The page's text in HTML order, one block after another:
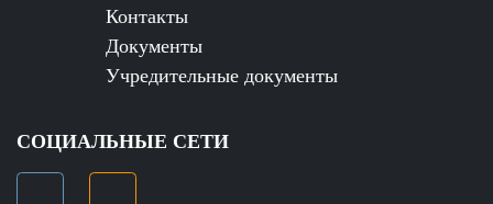
Контакты
Документы
Учредительные документы
СОЦИАЛЬНЫЕ СЕТИ